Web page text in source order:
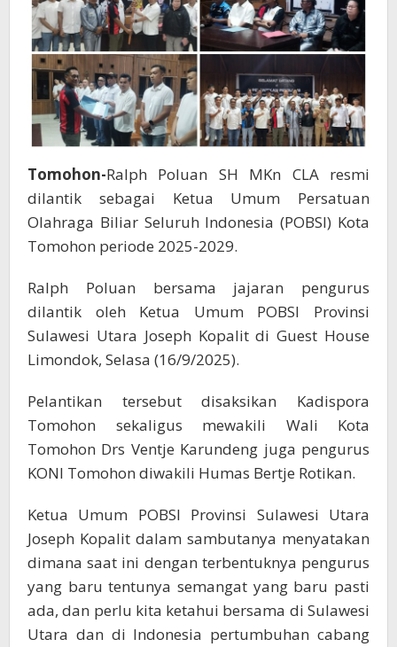
Tomohon-Ralph Poluan SH MKn CLA resmi
dilantik sebagai Ketua Umum Persatuan
Olahraga Biliar Seluruh Indonesia (POBSI) Kota
Tomohon periode 2025-2029.
Ralph Poluan bersama jajaran pengurus
dilantik oleh Ketua Umum POBSI Provinsi
Sulawesi Utara Joseph Kopalit di Guest House
Limondok, Selasa (16/9/2025).
Pelantikan tersebut disaksikan Kadispora
Tomohon sekaligus mewakili Wali Kota
Tomohon Drs Ventje Karundeng juga pengurus
KONI Tomohon diwakili Humas Bertje Rotikan.
Ketua Umum POBSI Provinsi Sulawesi Utara
Joseph Kopalit dalam sambutanya menyatakan
dimana saat ini dengan terbentuknya pengurus
yang baru tentunya semangat yang baru pasti
ada, dan perlu kita ketahui bersama di Sulawesi
Utara dan di Indonesia pertumbuhan cabang